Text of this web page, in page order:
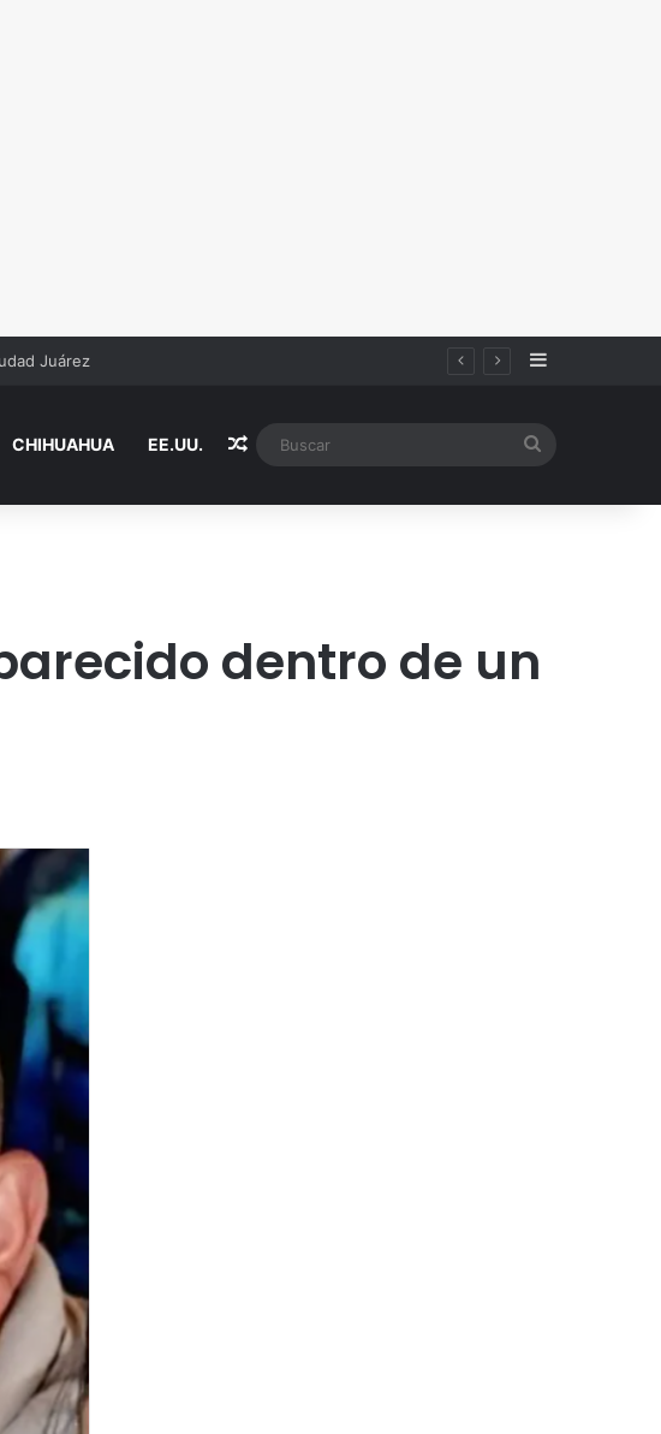
Juárez Sidebar
CHIHUAHUA EE.UU. Random Article
dentro de un